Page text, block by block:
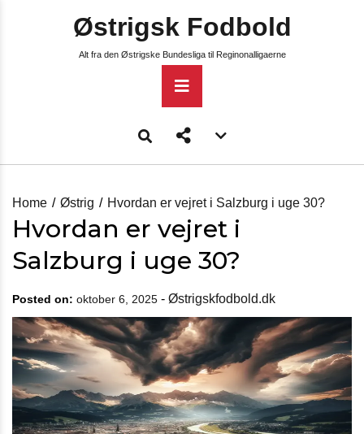
Østrigsk Fodbold
Alt fra den Østrigske Bundesliga til Reginonalligaerne
Primary
Menu
menu
Home
Østrig Hvordan er vejret i Salzburg i uge 30?
Hvordan er vejret i
Salzburg i uge 30?
Posted on: oktober 6, 2025 - Østrigskfodbold.dk